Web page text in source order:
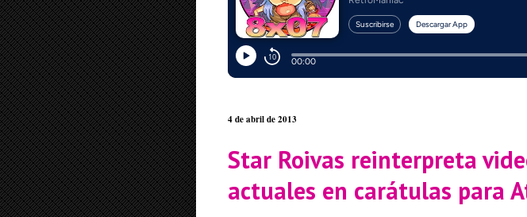
4 de abril de 2013
Star Roivas reinterpreta
actuales en carátulas para